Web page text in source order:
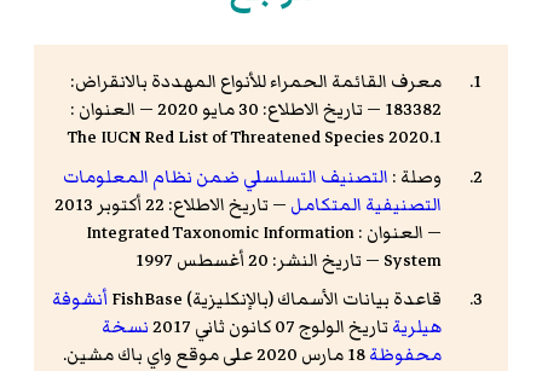
معرف القائمة الحمراء للأنواع المهددة بالانقراض:
183382 — تاريخ الاطلاع: 30 مايو 2020 — العنوان :
The IUCN Red List of Threatened Species 2020.1
وصلة : التصنيف التسلسلي ضمن نظام المعلومات
التصنيفية المتكامل
— تاريخ الاطلاع: 22 أكتوبر 2013
— العنوان : Integrated Taxonomic Information
System — تاريخ النشر: 20 أغسطس 1997
قاعدة بيانات الأسماك (بالإنكليزية) FishBase
أنشوفة
هيلرية تاريخ الولوج 07 كانون ثاني 2017
نسخة
محفوظة